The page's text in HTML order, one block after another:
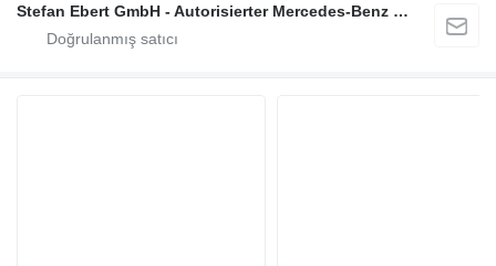
Stefan Ebert GmbH - Autorisierter Mercedes-Benz Servicepartner